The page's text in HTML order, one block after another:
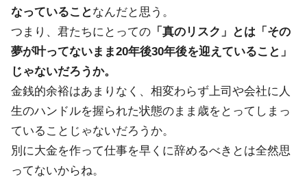
なっていること なんだと思う。
つまり、君たちにとっての 「真のリスク」とは「その
夢が叶ってないまま20年後30年後を迎えていること」
じゃないだろうか。
金銭的余裕はあまりなく、相変わらず上司や会社に人
生のハンドルを握られた状態のまま歳をとってしまっ
ていることじゃないだろうか。
別に大金を作って仕事を早くに辞めるべきとは全然思
ってないからね。